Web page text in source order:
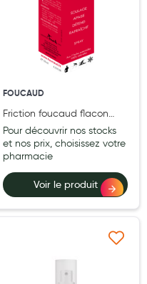
FOUCAUD
Friction foucaud flacon
vaporisateur plastique 125
ml rechargeable
Pour découvrir nos stocks
et nos prix, choisissez votre
pharmacie
Voir le produit
Ajouter à ma liste